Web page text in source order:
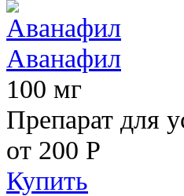
Аванафил
100 мг
Препарат для
от 200 Р
Купить